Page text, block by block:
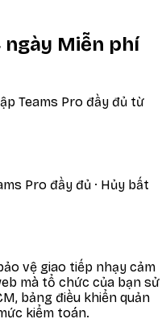
ngày Miễn phí
Teams Pro đầy đủ từ
Pro đầy đủ · Hủy bất
vệ giao tiếp nhạy cảm
mà tổ chức của bạn sử
bảng điều khiển quản
kiểm toán.